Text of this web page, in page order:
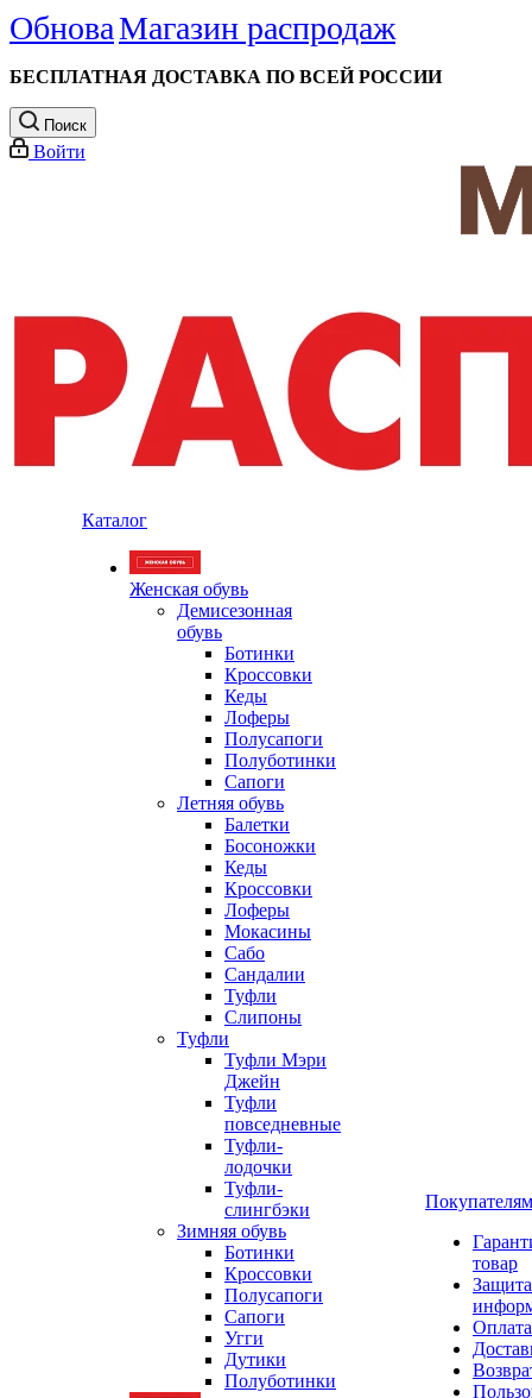
ОбноваМагазин распродаж
БЕСПЛАТНАЯ ДОСТАВКА ПО ВСЕЙ РОССИИ
Поиск
Войти
Каталог
Женская обувь
Демисезонная
обувь
Ботинки
Кроссовки
Кеды
Лоферы
Полусапоги
Полуботинки
Сапоги
Летняя обувь
Балетки
Босоножки
Кеды
Кроссовки
Лоферы
Мокасины
Сабо
Сандалии
Туфли
Слипоны
Туфли
Туфли Мэри
Джейн
Туфли
повседневные
Туфли-
лодочки
Туфли-
слингбэки
Зимняя обувь
Ботинки
Кроссовки
Полусапоги
Сапоги
Угги
Дутики
Полуботинки
Покупателям
товар
Защита
Оплата